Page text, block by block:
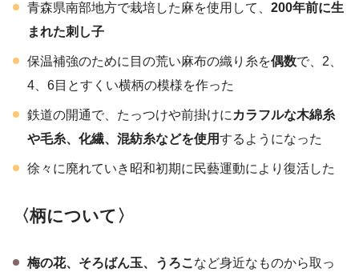
青森県南部地方で栽培した麻を使用して、 200年前に生
まれた刺し子
保温補強のために目の荒い麻布の織り糸を偶数で、2、
4、6目とすくい横柄の模様を作った
鉄道の開通で、たっつけや前掛けにカラフルな木綿糸
や毛糸、化繊、混紡糸などを使用するようになった
徐々に廃れていき昭和初期に民藝運動により復活した
〈柄について〉
梅の花、そろばん玉、うろこなど身近なものから取っ